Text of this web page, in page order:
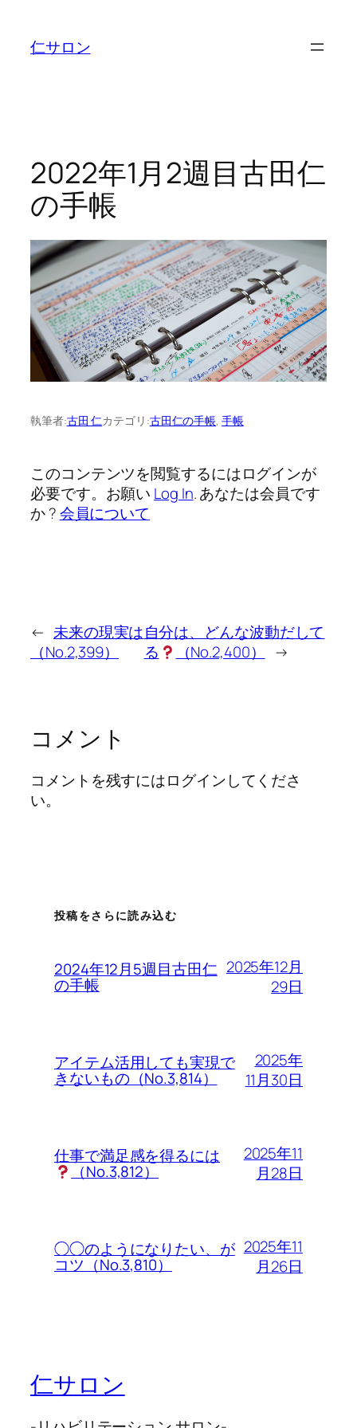
仁サロン
2022年1月2週目古田仁
の手帳
執筆者:古田 仁カテゴリ:古田仁の手帳, 手帳
このコンテンツを閲覧するにはログインが
必要です。お願い Log In. あなたは会員です
か ?会員について
← 未来の現実は
（No.2,399）
自分は、どんな波動だして
る
（No.2,400） →
コメント
コメントを残すにはログインしてくださ
い。
投稿をさらに読み込む
2024年12月5週目古田仁
の手帳
2025年12月
29日
アイテム活用しても実現で
きないもの（No.3,814）
2025年
11月30日
仕事で満足感を得るには
（No.3,812）
2025年11
月28日
◯◯のようになりたい、が
コツ（No.3,810）
2025年11
月26日
仁サロン